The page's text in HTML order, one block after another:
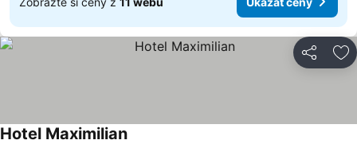
Sdílet
Hotel Maximilian